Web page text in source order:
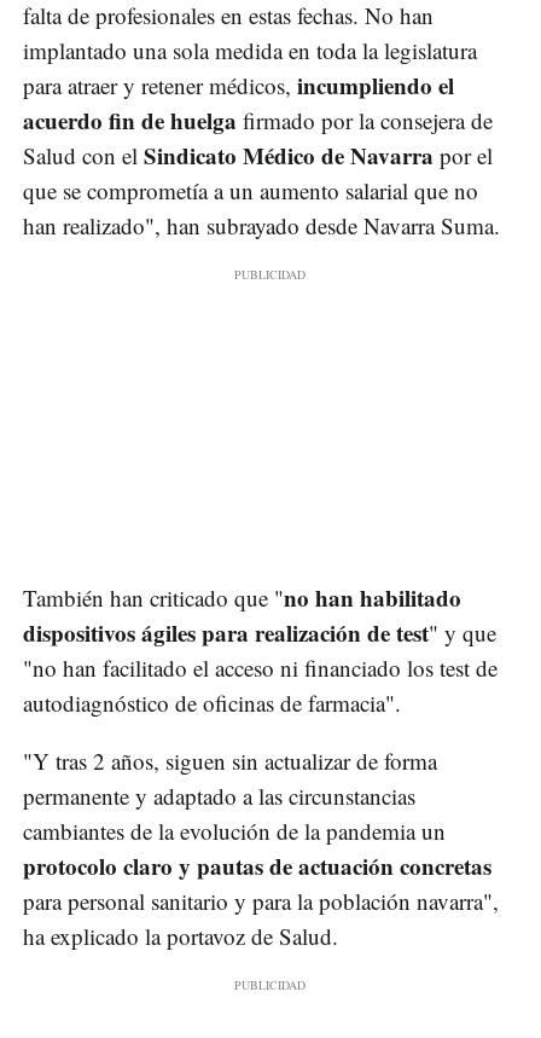
falta de profesionales en estas fechas. No han
implantado una sola medida en toda la legislatura
para atraer y retener médicos, incumpliendo el
acuerdo fin de huelga firmado por la consejera de
Salud con el Sindicato Médico de Navarra por el
que se comprometía a un aumento salarial que no
han realizado", han subrayado desde Navarra Suma.
También han criticado que "no han habilitado
dispositivos ágiles para realización de test" y que
"no han facilitado el acceso ni financiado los test de
autodiagnóstico de oficinas de farmacia".
"Y tras 2 años, siguen sin actualizar de forma
permanente y adaptado a las circunstancias
cambiantes de la evolución de la pandemia un
protocolo claro y pautas de actuación concretas
para personal sanitario y para la población navarra",
ha explicado la portavoz de Salud.